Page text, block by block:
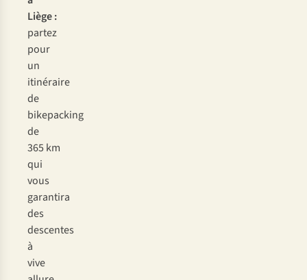
Liège:
partez
pour
un
itinéraire
de
bikepacking
de
365 km
qui
vous
garantira
des
descentes
à
vive